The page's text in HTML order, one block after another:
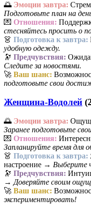
🌅 Эмоции завтра:
Подготовьте план на
💌 Отношения:
стесняйтесь просить о
👗 Подготовка к завтра:
удобную одежду.
🔭 Предчувствия:
Следите за новостями.
🚀 Ваш шанс:
подготовьте свои
Женщина-Водолей
🌅 Эмоции завтра:
Заранее подготовьте
💌 Отношения:
Запланируйте время для
👗 Подготовка к завтра:
настроение → Выберите
🔭 Предчувствия:
→ Доверяйте своим
🚀 Ваш шанс:
экспериментировать!